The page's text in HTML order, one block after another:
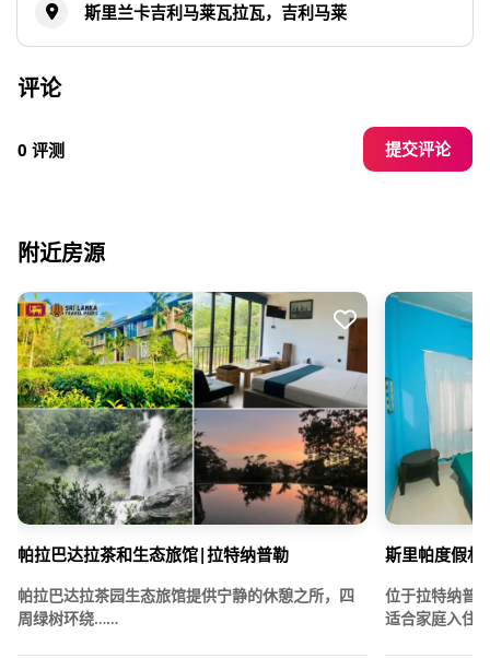
斯里兰卡吉利马莱瓦拉瓦，吉利马莱
评论
0 评测 提交评论
附近房源
帕拉巴达拉茶和生态旅馆|拉特纳普勒
帕拉巴达拉茶园生态旅馆提供宁静的休憩之所，四
周绿树环绕……
斯里帕度假
位于拉特纳普
适合家庭入住